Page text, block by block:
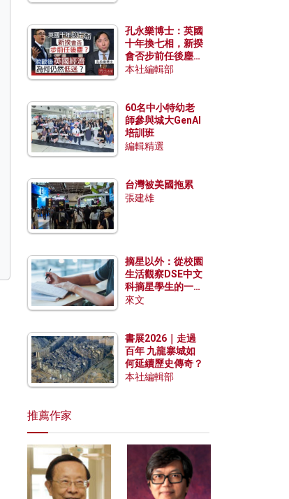
孔永樂博士：英國
十年換七相，新揆
會否步前任後塵？
脫歐後英國經濟為
本社編輯部
60名中小特幼老
師參與城大GenAI
培訓班
編輯精選
台灣被美國拖累
張建雄
摘星以外：從校園
生活觀察DSE中文
科摘星學生的一點
特質
來文
書展2026｜走過
百年 九龍寨城如
何延續歷史傳奇？
本社編輯部
推薦作家